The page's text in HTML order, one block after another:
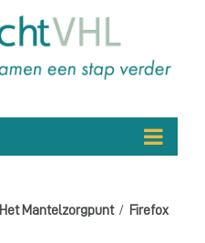
Het Mantelzorgpunt Firefox